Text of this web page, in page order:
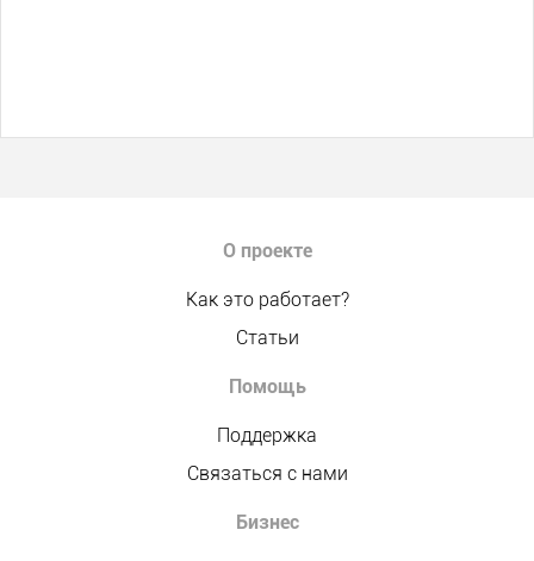
О проекте
Как это работает?
Статьи
Помощь
Поддержка
Связаться с нами
Бизнес